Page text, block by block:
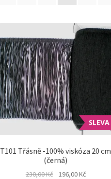
SLEVA
T101 Třásně -100% viskóza 20 cm
(černá)
230,00Kč
Original
196,00KčCurrent